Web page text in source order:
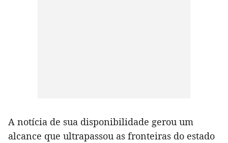
A notícia de sua disponibilidade gerou um
alcance que ultrapassou as fronteiras do estado